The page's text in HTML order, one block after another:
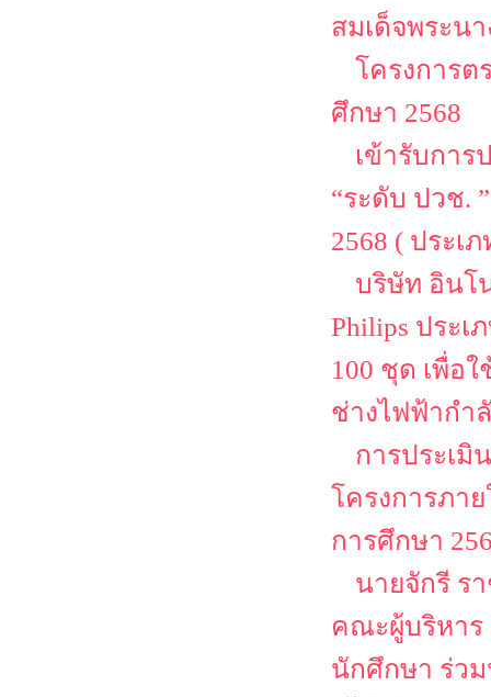
สมเด็จพระน
โครงการต
ศึกษา 2568
เข้ารับการ
“ระดับ ปวช.
2568 ( ประเ
บริษัท อินโ
Philips ประเ
100 ชุด เพื่อ
ช่างไฟฟ้ากำ
การประเมิ
โครงการภา
การศึกษา
นายจักรี ร
คณะผู้บริหาร
นักศึกษา ร่ว